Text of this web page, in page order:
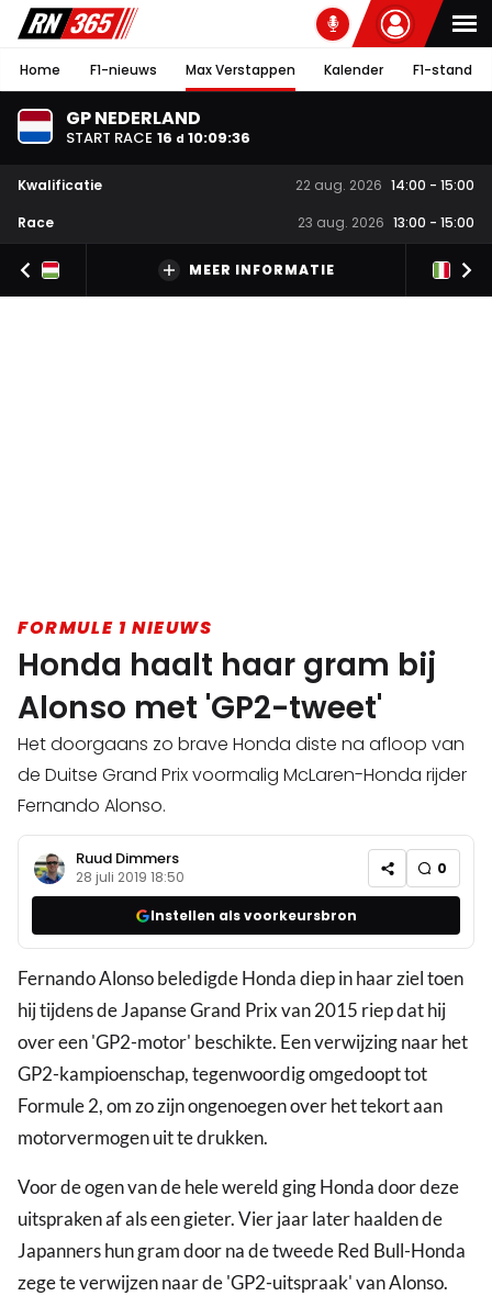
Home F1-nieuws Max Verstappen Kalender F1-stand
GP NEDERLAND
START RACE 16 d 10:09:35
Kwalificatie 22 aug. 2026 14:00 - 15:00
Race
23 aug. 2026 13:00 - 15:00
MEER INFORMATIE
FORMULE 1 NIEUWS
Honda haalt haar gram bij
Alonso met 'GP2-tweet'
Het doorgaans zo brave Honda diste na afloop van
de Duitse Grand Prix voormalig McLaren-Honda rijder
Fernando Alonso.
Ruud Dimmers
28 juli 2019 18:50 0
Instellen als voorkeursbron
Fernando Alonso beledigde Honda diep in haar ziel toen
hij tijdens de Japanse Grand Prix van 2015 riep dat hij
over een 'GP2-motor' beschikte. Een verwijzing naar het
GP2-kampioenschap, tegenwoordig omgedoopt tot
Formule 2, om zo zijn ongenoegen over het tekort aan
motorvermogen uit te drukken.
Voor de ogen van de hele wereld ging Honda door deze
uitspraken af als een gieter. Vier jaar later haalden de
Japanners hun gram door na de tweede Red Bull-Honda
zege te verwijzen naar de 'GP2-uitspraak' van Alonso.